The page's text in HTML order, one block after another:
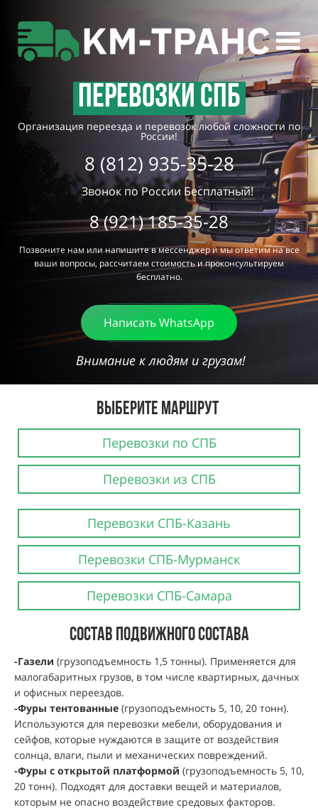
Перевозки СПБ
Организация переезда и перевозок любой сложности по
России!
8 (812) 935-35-28
Звонок по России Бесплатный!
8 (921) 185-35-28
Позвоните нам или напишите в мессенджер и мы ответим на все
ваши вопросы, рассчитаем стоимость и проконсультируем
бесплатно.
Написать WhatsApp
Внимание к людям и грузам!
Выберите маршрут
Перевозки по СПБ
Перевозки из СПБ
Перевозки СПБ-Казань
Перевозки СПБ-Мурманск
Перевозки СПБ-Самара
СОСТАВ ПОДВИЖНОГО СОСТАВА
-Газели (грузоподъемность 1,5 тонны). Применяется для
малогабаритных грузов, в том числе квартирных, дачных
и офисных переездов.
-Фуры тентованные (грузоподъемность 5, 10, 20 тонн).
Используются для перевозки мебели, оборудования и
сейфов, которые нуждаются в защите от воздействия
солнца, влаги, пыли и механических повреждений.
-Фуры с открытой платформой (грузоподъемность 5, 10,
20 тонн). Подходят для доставки вещей и материалов,
которым не опасно воздействие средовых факторов.